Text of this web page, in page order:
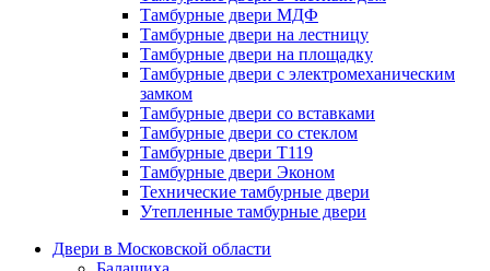
Тамбурные двери МДФ
Тамбурные двери на лестницу
Тамбурные двери на площадку
Тамбурные двери с электромеханическим
замком
Тамбурные двери со вставками
Тамбурные двери со стеклом
Тамбурные двери Т119
Тамбурные двери Эконом
Технические тамбурные двери
Утепленные тамбурные двери
Двери в Московской области